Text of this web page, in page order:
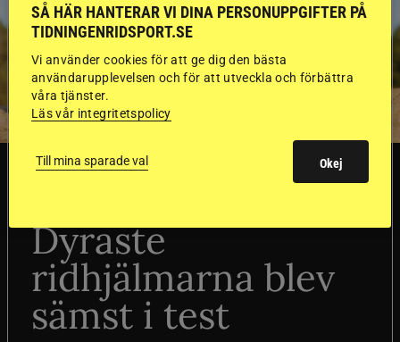
SVERIGE
Dyraste
ridhjälmarna blev
sämst i test
SÅ HÄR HANTERAR VI DINA PERSONUPPGIFTER PÅ
TIDNINGENRIDSPORT.SE
Vi använder cookies för att ge dig den bästa
användarupplevelsen och för att utveckla och förbättra
våra tjänster.
Läs vår integritetspolicy
Till mina sparade val Okej